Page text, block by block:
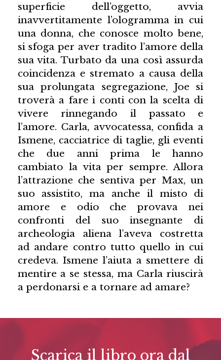
superficie dell’oggetto, avvia
inavvertitamente l’ologramma in cui
una donna, che conosce molto bene,
si sfoga per aver tradito l’amore della
sua vita. Turbato da una così assurda
coincidenza e stremato a causa della
sua prolungata segregazione, Joe si
troverà a fare i conti con la scelta di
vivere rinnegando il passato e
l’amore. Carla, avvocatessa, confida a
Ismene, cacciatrice di taglie, gli eventi
che due anni prima le hanno
cambiato la vita per sempre. Allora
l’attrazione che sentiva per Max, un
suo assistito, ma anche il misto di
amore e odio che provava nei
confronti del suo insegnante di
archeologia aliena l’aveva costretta
ad andare contro tutto quello in cui
credeva. Ismene l’aiuta a smettere di
mentire a se stessa, ma Carla riuscirà
a perdonarsi e a tornare ad amare?
Scarica il libro ora dal